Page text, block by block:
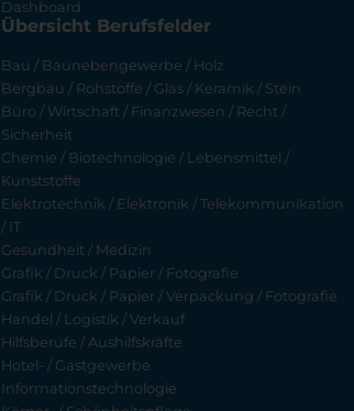
Dashboard
Übersicht Berufsfelder
Bau / Baunebengewerbe / Holz
Bergbau / Rohstoffe / Glas / Keramik / Stein
Büro / Wirtschaft / Finanzwesen / Recht /
Sicherheit
Chemie / Biotechnologie / Lebensmittel /
Kunststoffe
Elektrotechnik / Elektronik / Telekommunikation
/ IT
Gesundheit / Medizin
Grafik / Druck / Papier / Fotografie
Grafik / Druck / Papier / Verpackung / Fotografie
Handel / Logistik / Verkauf
Hilfsberufe / Aushilfskräfte
Hotel- / Gastgewerbe
Informationstechnologie